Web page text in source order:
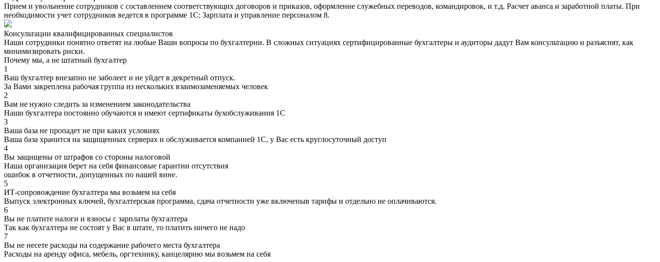
Прием и увольнение сотрудников с составлением соответствующих договоров и приказов, оформление служебных переводов, командировок, и т.д. Расчет аванса и заработной платы. При
необходимости учет сотрудников ведется в программе 1С: Зарплата и управление персоналом 8.
Консультации квалифицированных специалистов
Наши сотрудники понятно ответят на любые Ваши вопросы по бухгалтерии. В сложных ситуациях сертифицированные бухгалтеры и аудиторы дадут Вам консультацию и разъяснят, как
минимизировать риски.
Почему мы, а не штатный бухгалтер
1
Ваш бухгалтер внезапно не заболеет и не уйдет в декретный отпуск.
За Вами закреплена рабочая группа из нескольких взаимозаменяемых человек
2
Вам не нужно следить за изменением законодательства
Наши бухгалтера постоянно обучаются и имеют сертификаты бухобслуживания 1С
3
Ваша база не пропадет не при каких условиях
Ваша база хранится на защищенных серверах и обслуживается компанией 1С, у Вас есть круглосуточный доступ
4
Вы защищены от штрафов со стороны налоговой
Наша организация берет на себя финансовые гарантии отсутствия
ошибок в отчетности, допущенных по нашей вине.
5
ИТ-сопровождение бухгалтера мы возьмем на себя
Выпуск электронных ключей, бухгалтерская программа, сдача отчетности уже включеныв тарифы и отдельно не оплачиваются.
6
Вы не платите налоги и взносы с зарплаты бухгалтера
Так как бухгалтера не состоят у Вас в штате, то платить ничего не надо
7
Вы не несете расходы на содержание рабочего места бухгалтера
Расходы на аренду офиса, мебель, оргтехнику, канцелярию мы возьмем на себя